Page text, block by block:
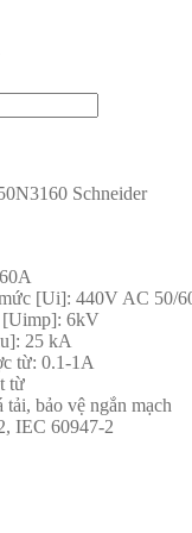
Schneider
[Ui]: 440V AC 50/
[Uimp]: 6kV
25 kA
từ: 0.1-1A
từ
bảo vệ ngắn mạch
IEC 60947-2